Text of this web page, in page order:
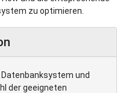
zu optimieren.
und
der geeigneten